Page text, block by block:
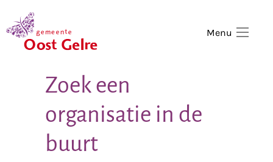
Menu
Zoek een
organisatie in de
buurt